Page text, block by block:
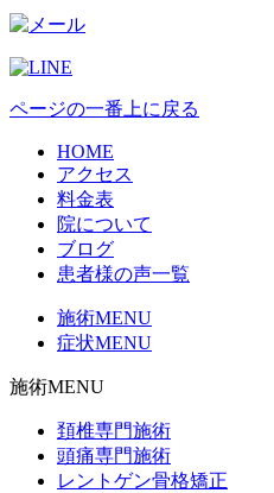
ページの一番上に戻る
HOME
アクセス
料金表
院について
ブログ
患者様の声一覧
施術MENU
症状MENU
施術MENU
頚椎専門施術
頭痛専門施術
レントゲン骨格矯正